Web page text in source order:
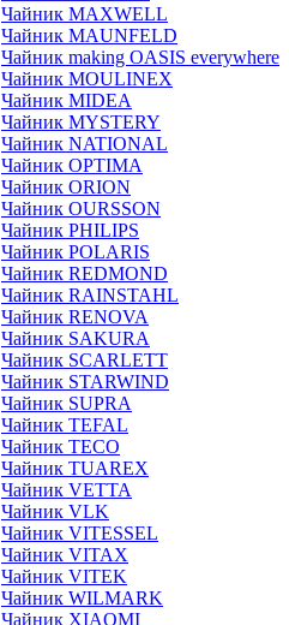
Чайник MAXWELL
Чайник MAUNFELD
Чайник making OASIS everywhere
Чайник MOULINEX
Чайник MIDEA
Чайник MYSTERY
Чайник NATIONAL
Чайник OPTIMA
Чайник ORION
Чайник OURSSON
Чайник PHILIPS
Чайник POLARIS
Чайник REDMOND
Чайник RAINSTAHL
Чайник RENOVA
Чайник SAKURA
Чайник SCARLETT
Чайник STARWIND
Чайник SUPRA
Чайник TEFAL
Чайник TECO
Чайник TUAREX
Чайник VETTA
Чайник VLK
Чайник VITESSEL
Чайник VITAX
Чайник VITEK
Чайник WILMARK
Чайник XIAOMI